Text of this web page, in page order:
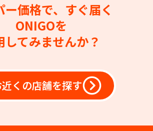
ー価格で、すぐ届く
ONIGOを
してみませんか？
くの店舗を探す